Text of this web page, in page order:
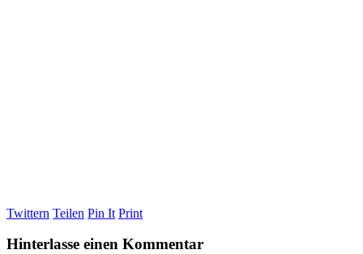
Twittern Teilen Pin It Print
Hinterlasse einen Kommentar